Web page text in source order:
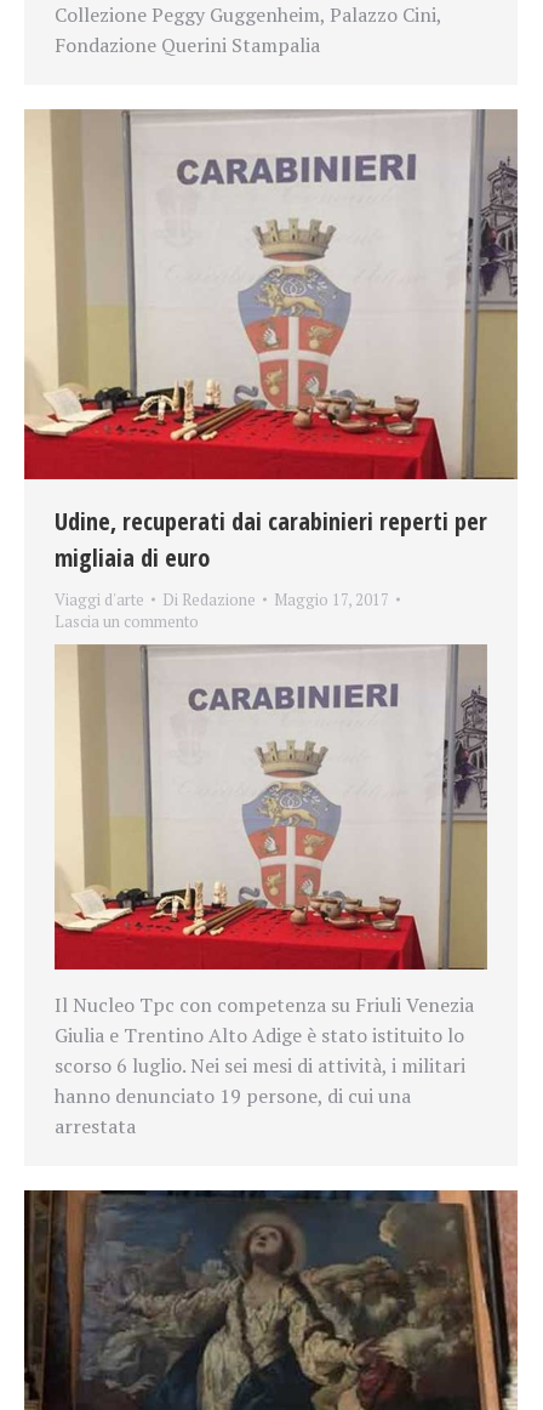
Collezione Peggy Guggenheim, Palazzo Cini,
Fondazione Querini Stampalia
Udine, recuperati dai carabinieri reperti per
migliaia di euro
Viaggi d'arte Di Redazione
Maggio 17, 2017
Lascia un commento
Il Nucleo Tpc con competenza su Friuli Venezia
Giulia e Trentino Alto Adige è stato istituito lo
scorso 6 luglio. Nei sei mesi di attività, i militari
hanno denunciato 19 persone, di cui una
arrestata